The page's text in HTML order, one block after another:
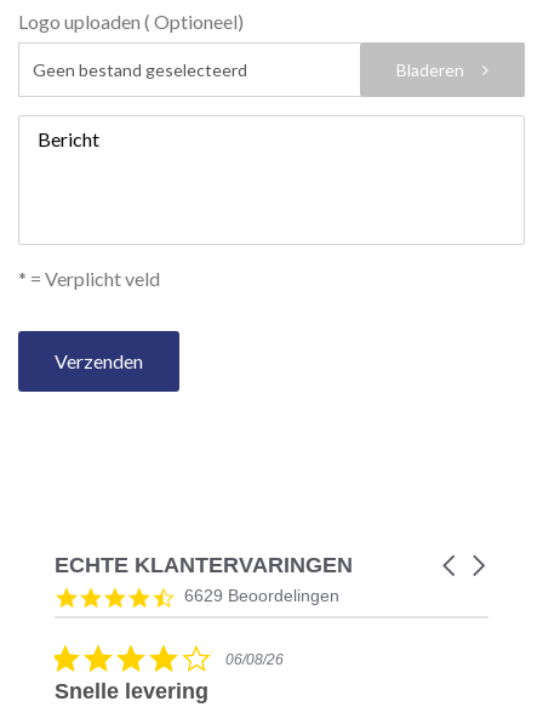
Logo uploaden ( Optioneel)
Geen bestand geselecteerd Bladeren
Bericht
* = Verplicht veld
Verzenden
ECHTE KLANTERVARINGEN
Reviews
carousel
Carousel
4.5
star
6629 Beoordelingen
4.006/08/26
Snelle levering